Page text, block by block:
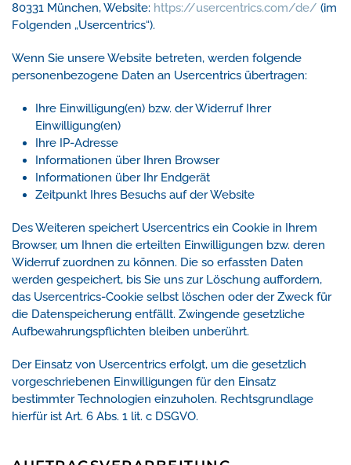
80331 München, Website: https://usercentrics.com/de/ (im
Folgenden „Usercentrics“).
Wenn Sie unsere Website betreten, werden folgende
personenbezogene Daten an Usercentrics übertragen:
Ihre Einwilligung(en) bzw. der Widerruf Ihrer
Einwilligung(en)
Ihre IP-Adresse
Informationen über Ihren Browser
Informationen über Ihr Endgerät
Zeitpunkt Ihres Besuchs auf der Website
Des Weiteren speichert Usercentrics ein Cookie in Ihrem
Browser, um Ihnen die erteilten Einwilligungen bzw. deren
Widerruf zuordnen zu können. Die so erfassten Daten
werden gespeichert, bis Sie uns zur Löschung auffordern,
das Usercentrics-Cookie selbst löschen oder der Zweck für
die Datenspeicherung entfällt. Zwingende gesetzliche
Aufbewahrungspflichten bleiben unberührt.
Der Einsatz von Usercentrics erfolgt, um die gesetzlich
vorgeschriebenen Einwilligungen für den Einsatz
bestimmter Technologien einzuholen. Rechtsgrundlage
hierfür ist Art. 6 Abs. 1 lit. c DSGVO.